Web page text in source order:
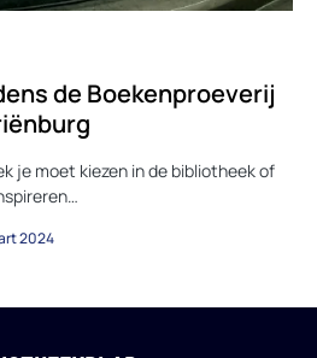
de Boekenproeverij
je moet kiezen in de bibliotheek of
2024